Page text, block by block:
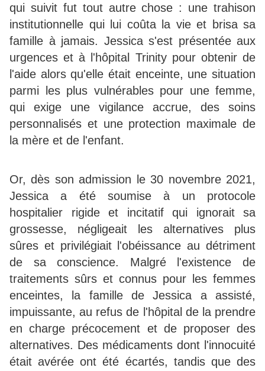
qui suivit fut tout autre chose : une trahison
institutionnelle qui lui coûta la vie et brisa sa
famille à jamais. Jessica s'est présentée aux
urgences et à l'hôpital Trinity pour obtenir de
l'aide alors qu'elle était enceinte, une situation
parmi les plus vulnérables pour une femme,
qui exige une vigilance accrue, des soins
personnalisés et une protection maximale de
la mère et de l'enfant.
Or, dès son admission le 30 novembre 2021,
Jessica a été soumise à un protocole
hospitalier rigide et incitatif qui ignorait sa
grossesse, négligeait les alternatives plus
sûres et privilégiait l'obéissance au détriment
de sa conscience. Malgré l'existence de
traitements sûrs et connus pour les femmes
enceintes, la famille de Jessica a assisté,
impuissante, au refus de l'hôpital de la prendre
en charge précocement et de proposer des
alternatives. Des médicaments dont l'innocuité
était avérée ont été écartés, tandis que des